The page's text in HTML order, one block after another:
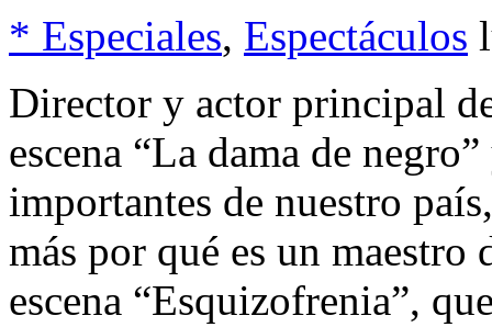
* Especiales, Espectáculos
Director y actor principal
escena “La dama de
importantes de nuestro
más por qué es un maestro
escena “Esquizofrenia”,